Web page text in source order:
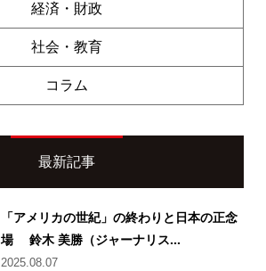
経済・財政
社会・教育
コラム
最新記事
「アメリカの世紀」の終わりと日本の正念
場 鈴木 美勝（ジャーナリス...
2025.08.07